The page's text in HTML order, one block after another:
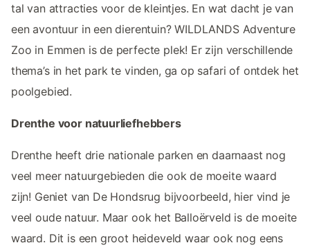
tal van attracties voor de kleintjes. En wat dacht je van
een avontuur in een dierentuin? WILDLANDS Adventure
Zoo in Emmen is de perfecte plek! Er zijn verschillende
thema’s in het park te vinden, ga op safari of ontdek het
poolgebied.
Drenthe voor natuurliefhebbers
Drenthe heeft drie nationale parken en daarnaast nog
veel meer natuurgebieden die ook de moeite waard
zijn! Geniet van De Hondsrug bijvoorbeeld, hier vind je
veel oude natuur. Maar ook het Balloërveld is de moeite
waard. Dit is een groot heideveld waar ook nog eens